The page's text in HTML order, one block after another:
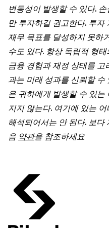
변동성이 발생할 수 있다. 손
만 투자하길 권고한다. 투자
재무 목표를 달성하지 못하
수도 있다. 항상 독립적 형태
금융 경험과 재정 상태를 고
과는 미래 성과를 신뢰할 수
은 귀하에게 발생할 수 있는
지지 않는다. 여기에 있는 어
해석되어서는 안 된다. 보다
음 약관을 참조하세요